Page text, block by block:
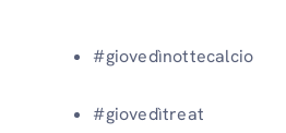
#giovedìnottecalcio
#giovedìtreat